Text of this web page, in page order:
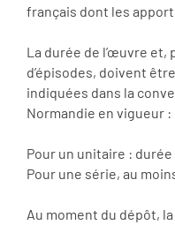
français dont les
La durée de l’œuvre et,
d’épisodes, doivent
indiquées dans la
Normandie en vigueur :
Pour un unitaire :
Pour une série, au
Au moment du dépôt,